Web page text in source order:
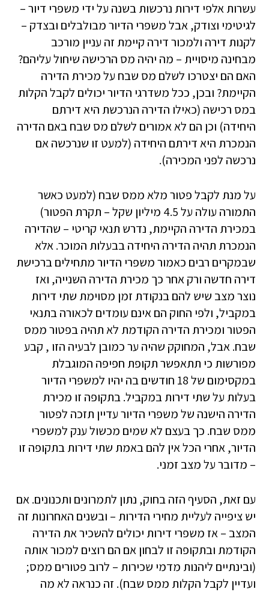
עשרות אלפי דירות נרכשות בשנה על ידי משפרי דיור –
לגיטימי וצודק, אבל משפרי הדיור מבולבלים ובצדק –
לקנות דירה ולמכור דירה קיימת זה עניין מורכב
מבחינה מיסויית – מה יהיה מס הרכישה שיחול עליהם?
האם הם יצטרכו לשלם מס שבח על מכירת הדירה
הקיימת? ובכן, ככל משדרגי הדיור יכולים לקבל הקלות
במס רכישה (כאילו הדירה הנרכשת היא דירתם
היחידה) וכן הם לא אמורים לשלם מס שבח באם הדירה
הנמכרת היא דירתם היחידה (למעט זו שנרכשה אם
נרכשה לפני המכירה).
על מנת לקבל פטור מלא ממס שבח (למעט כאשר
התמורה עולה על ­4.5 מיליון שקל – תקרת הפטור)
במכירת הדירה הקיימת, נדרש תנאי קריטי – שהדירה
הנמכרת תהיה הדירה היחידה בבעלות המוכר. אלא
שבמקרים רבים כאמור משפרי הדיור מתחילים ברכישת
דירה חדשה ורק אחר כך מכירת הדירה השנייה, ואז
נוצר מצב שיש להם בנקודת זמן מסוימת שתי דירות
במקביל, ולפי החוק הם אינם עומדים לכאורה בתנאי
הפטור ומכירת הדירה הקודמת לא תהיה בפטור ממס
שבח. אבל, המחוקק שהיה ער כמובן לבעיה הזו , קבע
מפורשות כי תתאפשר תקופת חפיפה המוגבלת
במקסימום של 18 חודשים בה יהיו למשפרי הדיור
בעלות על שתי דירות במקביל. בתקופה זו מכירת
הדירה הישנה של משפרי הדיור עדיין תזכה לפטור
ממס שבח. כך בעצם לא שמים מכשול ענק למשפרי
הדיור, אחרי הכל אין להם באמת שתי דירות בתקופה זו
– מדובר על מצב זמני.
עם זאת, הסעיף הזה בחוק, נתון לתמרונים ותכנונים. אם
יש ציפייה לעליית מחירי הדירות – ובשנים האחרונות זה
המצב – אז משפרי דירות יכולים להשכיר את הדירה
הקודמת ובתקופה זו לבחון אם הם רוצים למכור אותה
(ובינתיים ליהנות מדמי שכירות – לרוב פטורים ממס;
ועדיין לקבל הקלות ממס שבח). זה כנראה לא מה